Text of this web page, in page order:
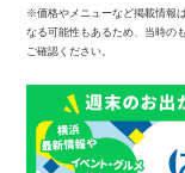
※価格やメニューなど掲載情報
なる可能性もあるため、当時の
ご確認ください。